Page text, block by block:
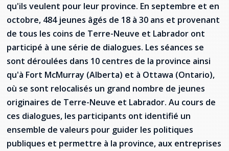
Pinos Mpiana
Allison Chaytor
Maurice Nzoyamara
Lee Trowbridge
Randy Follet
Skye Fisher
Programmes et services du gouvernement
provincial
Ressources linguistiques pour la
communication en santé
qu'ils veulent pour leur province. En septembre et en
octobre, 484 jeunes âgés de 18 à 30 ans et provenant
de tous les coins de Terre-Neuve et Labrador ont
participé à une série de dialogues. Les séances se
sont déroulées dans 10 centres de la province ainsi
qu'à Fort McMurray (Alberta) et à Ottawa (Ontario),
où se sont relocalisés un grand nombre de jeunes
originaires de Terre-Neuve et Labrador. Au cours de
ces dialogues, les participants ont identifié un
ensemble de valeurs pour guider les politiques
publiques et permettre à la province, aux entreprises